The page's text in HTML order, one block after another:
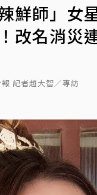
鮮師」女
改名消災
記者趙大智／專訪